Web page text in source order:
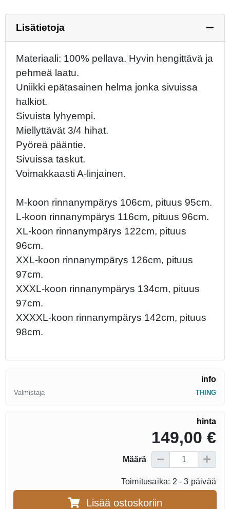
Lisätietoja
Materiaali: 100% pellava. Hyvin hengittävä ja
pehmeä laatu.
Uniikki epätasainen helma jonka sivuissa
halkiot.
Sivuista lyhyempi.
Miellyttävät 3/4 hihat.
Pyöreä pääntie.
Sivuissa taskut.
Voimakkaasti A-linjainen.
M-koon rinnanympärys 106cm, pituus 95cm.
L-koon rinnanympärys 116cm, pituus 96cm.
XL-koon rinnanympärys 122cm, pituus
96cm.
XXL-koon rinnanympärys 126cm, pituus
97cm.
XXXL-koon rinnanympärys 134cm, pituus
97cm.
XXXXL-koon rinnanympärys 142cm, pituus
98cm.
info
Valmistaja THING
hinta
149,00 €
Määrä
Toimitusaika: 2 - 3 päivää
Lisää ostoskoriin